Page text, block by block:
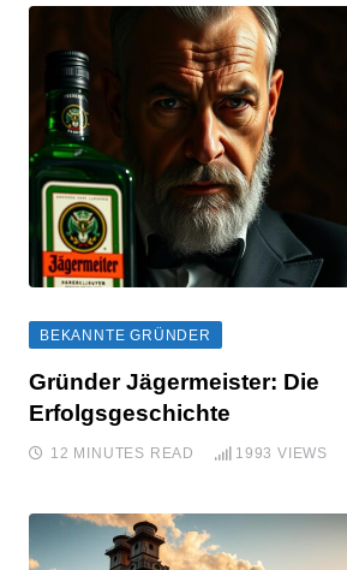
BEKANNTE GRÜNDER
Gründer Jägermeister: Die
Erfolgsgeschichte
12 MINUTES READ 1993 VIEWS